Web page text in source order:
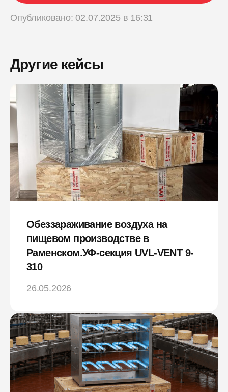
Опубликовано: 02.07.2025 в 16:31
Другие кейсы
Обеззараживание воздуха на
пищевом производстве в
Раменском.УФ-секция UVL-VENT 9-
310
26.05.2026